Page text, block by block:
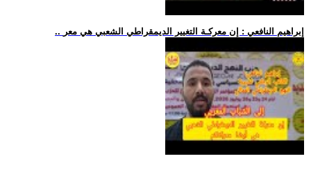
.. إبراهيم النافعي : إن معركـة التغيير الديمقراطي الشعبي هي معر